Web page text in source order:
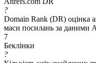
?
Domain Rank (DR) оцінка
маси посилань за даними
7
Беклінки
?